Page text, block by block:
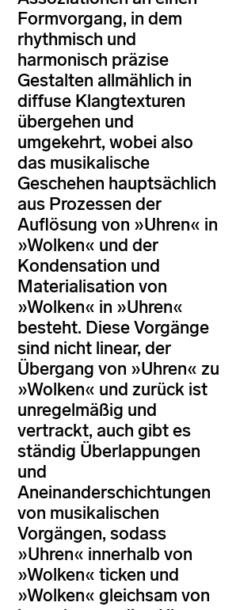
Formvorgang, in dem
rhythmisch und
harmonisch präzise
Gestalten allmählich in
diffuse Klangtexturen
übergehen und
umgekehrt, wobei also
das musikalische
Geschehen hauptsächlich
aus Prozessen der
Auflösung von »Uhren« in
»Wolken« und der
Kondensation und
Materialisation von
»Wolken« in »Uhren«
besteht. Diese Vorgänge
sind nicht linear, der
Übergang von »Uhren« zu
»Wolken« und zurück ist
unregelmäßig und
vertrackt, auch gibt es
ständig Überlappungen
und
Aneinanderschichtungen
von musikalischen
Vorgängen, sodass
»Uhren« innerhalb von
»Wolken« ticken und
»Wolken« gleichsam von